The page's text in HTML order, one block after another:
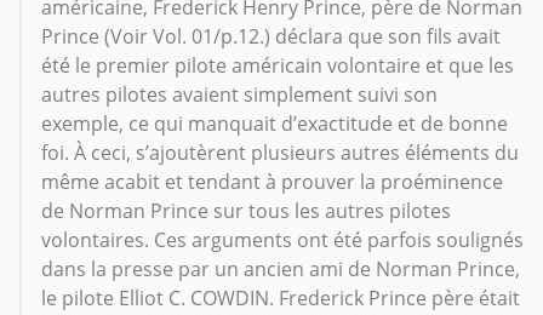
américaine, Frederick Henry Prince, père de Norman
Prince (Voir Vol. 01/p.12.) déclara que son fils avait
été le premier pilote américain volontaire et que les
autres pilotes avaient simplement suivi son
exemple, ce qui manquait d’exactitude et de bonne
foi. À ceci, s’ajoutèrent plusieurs autres éléments du
même acabit et tendant à prouver la proéminence
de Norman Prince sur tous les autres pilotes
volontaires. Ces arguments ont été parfois soulignés
dans la presse par un ancien ami de Norman Prince,
le pilote Elliot C. COWDIN. Frederick Prince père était